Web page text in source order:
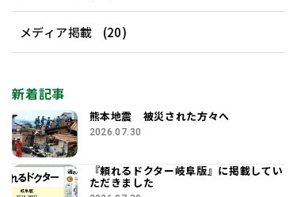
メディア掲載 (20)
新着記事
熊本地震 被災された方々へ
2026.07.30
『頼れるドクター岐阜版』に掲載してい
ただきました